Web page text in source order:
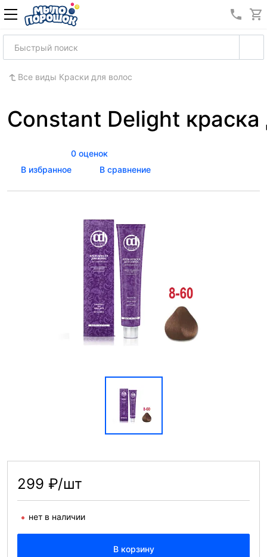
8
Все виды Краски для волос
Constant Delight
0 оценок
В избранное
В сравнение
299 ₽/шт
нет в наличии
В корзину